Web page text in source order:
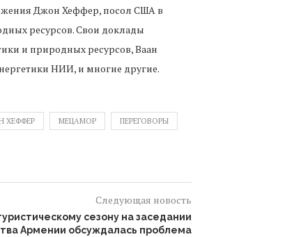
Джон Хеффер, посол США в
ресурсов. Свои доклады
и природных ресурсов, Ваан
НИИ, и многие другие.
ХЕФФЕР МЕЦАМОР ПЕРЕГОВОРЫ
Следующая новость
сезону на заседании
Армении обсуждалась проблема